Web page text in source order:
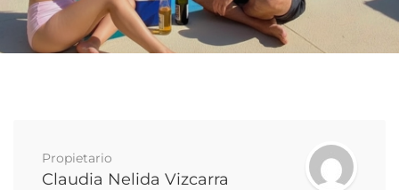
Propietario
Claudia Nelida Vizcarra